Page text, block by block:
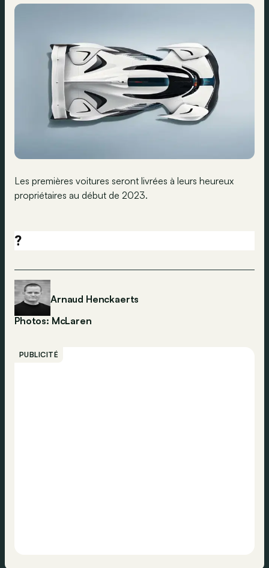
Les premières voitures seront livrées à leurs heureux
propriétaires au début de 2023.
?
Arnaud Henckaerts
Photos: McLaren
PUBLICITÉ